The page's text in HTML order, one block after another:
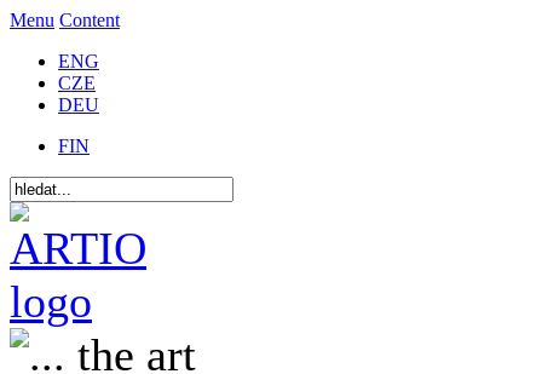
Menu Content
ENG
CZE
DEU
FIN